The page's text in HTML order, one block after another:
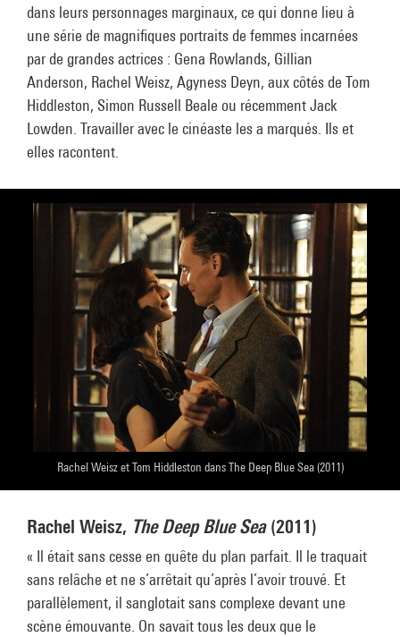
dans leurs personnages marginaux, ce qui donne lieu à
une série de magnifiques portraits de femmes incarnées
par de grandes actrices : Gena Rowlands, Gillian
Anderson, Rachel Weisz, Agyness Deyn, aux côtés de Tom
Hiddleston, Simon Russell Beale ou récemment Jack
Lowden. Travailler avec le cinéaste les a marqués. Ils et
elles racontent.
Rachel Weisz et Tom Hiddleston dans The Deep Blue Sea (2011)
Rachel Weisz, The Deep Blue Sea (2011)
« Il était sans cesse en quête du plan parfait. Il le traquait
sans relâche et ne s’arrêtait qu’après l’avoir trouvé. Et
parallèlement, il sanglotait sans complexe devant une
scène émouvante. On savait tous les deux que le